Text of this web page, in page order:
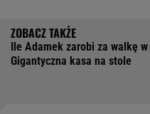
Ile Adamek zarobi za walkę
Gigantyczna kasa na stole